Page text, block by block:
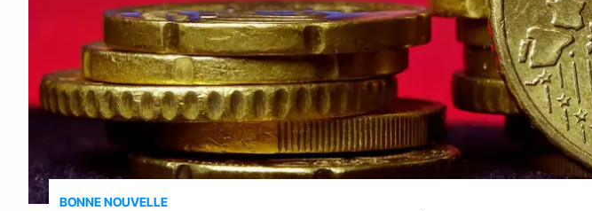
BONNE NOUVELLE